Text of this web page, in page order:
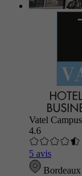
Vatel
4.6
5 avis
Bordeaux